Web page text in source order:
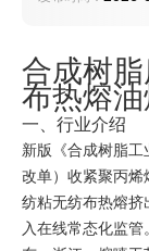
合成树
布热熔
一、行业介绍
新版《合成树脂
改单）收紧聚丙烯
纺粘无纺布热熔挤
入在线常态化监